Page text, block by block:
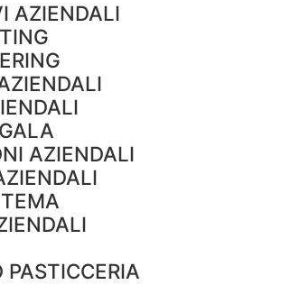
AZIENDALI
AZIENDALI
PASTICCERIA